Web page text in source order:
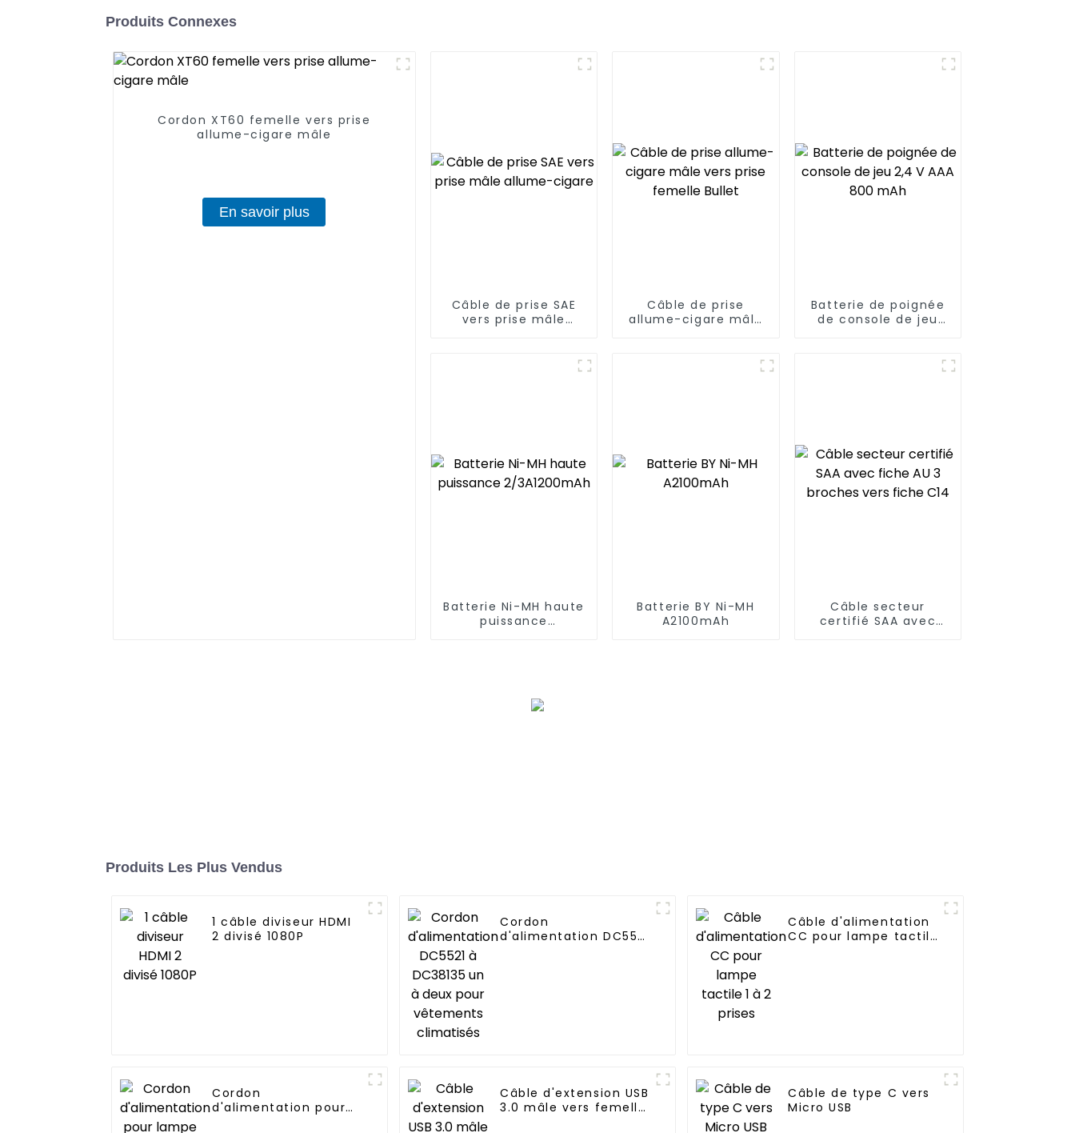
Produits Connexes
Cordon XT60 femelle vers prise
allume-cigare mâle
En savoir plus
Câble de prise SAE
vers prise mâle
Câble de prise
allume-cigare mâle
Batterie de poignée
de console de jeu
Batterie Ni-MH haute
puissance
Batterie BY Ni-MH
A2100mAh
Câble secteur
certifié SAA avec
Produits Les Plus Vendus
1 câble diviseur HDMI
2 divisé 1080P
Cordon
d'alimentation DC5521
Câble d'alimentation
CC pour lampe tactile
Cordon
d'alimentation pour
Câble d'extension USB
3.0 mâle vers femelle
Câble de type C vers
Micro USB